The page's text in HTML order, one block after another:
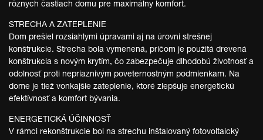
rôznych častiach domu pre maximálny komfort.
STRECHA A ZATEPLENIE
Dom prešiel rozsiahlymi úpravami aj na úrovni strešnej
konštrukcie. Strecha bola vymenená, pričom je použitá drevená
konštrukcia s novým krytím, čo zabezpečuje dlhodobú životnosť a
odolnosť proti nepriaznivým poveternostným podmienkam. Na
dome je tiež vonkajšie zateplenie, ktoré zlepšuje energetickú
efektívnosť a komfort bývania.
ENERGETICKÁ ÚČINNOSŤ
V rámci rekonštrukcie bol na strechu inštalovaný fotovoltaický